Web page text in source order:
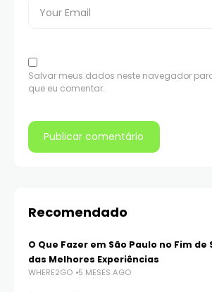
Salvar meus dados neste navegador
que eu comentar.
Recomendado
O Que Fazer em São Paulo no Fim de
das Melhores Experiências
WHERE2GO 5 MESES AGO